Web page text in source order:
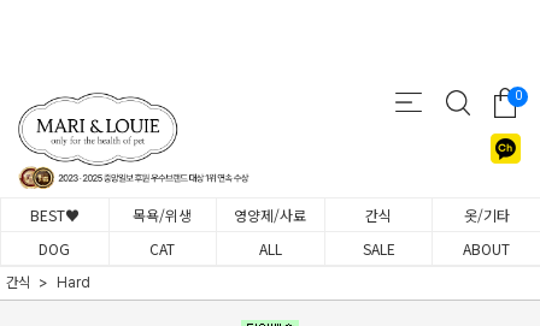
0
BEST♥ 목욕/위생 영양제/사료 간식
옷/기타
DOG
CAT ALL SALE ABOUT
간식 Hard